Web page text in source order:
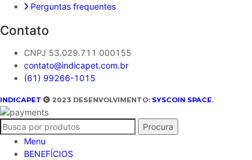
Perguntas frequentes
Contato
CNPJ 53.029.711 000155
contato@indicapet.com.br
(61) 99266-1015
INDICAPET 2023 DESENVOLVIMENTO: SYSCOIN SPACE.
Procura
Menu
BENEFÍCIOS